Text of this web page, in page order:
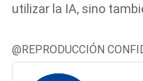
utilizar la IA, sino
@REPRODUCCIÓN